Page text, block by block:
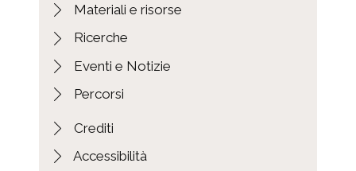
Materiali e risorse
Ricerche
Eventi e Notizie
Percorsi
Crediti
Accessibilità